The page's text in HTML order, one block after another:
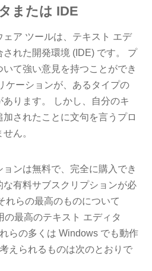
または IDE
ェア ツールは、テキスト エデ
された開発環境 (IDE) です。 プ
て強い意見を持つことができ
ケーションが、あるタイプの
ります。 しかし、自分のキ
されたことに文句を言うプロ
ん。
ンは無料で、完全に購入でき
な有料サブスクリプションが必
れらの最高のものについて
の最高のテキスト エディタ
らの多くは Windows でも動作
えられるものは次のとおりで